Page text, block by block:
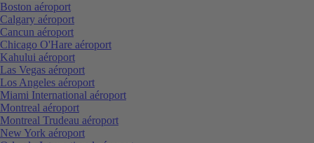
Boston aéroport
Calgary aéroport
Cancun aéroport
Chicago O'Hare aéroport
Kahului aéroport
Las Vegas aéroport
Los Angeles aéroport
Miami International aéroport
Montreal aéroport
Montreal Trudeau aéroport
New York aéroport